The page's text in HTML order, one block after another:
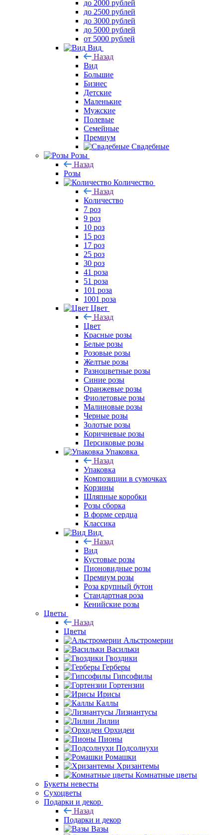
до 2000 рублей
до 2500 рублей
до 3000 рублей
до 5000 рублей
от 5000 рублей
Вид
Назад
Вид
Большие
Бизнес
Детские
Маленькие
Мужские
Полевые
Семейные
Премиум
Свадебные
Розы
Назад
Розы
Количество
Назад
Количество
7 роз
9 роз
10 роз
15 роз
17 роз
25 роз
30 роз
41 роза
51 роза
101 роза
1001 роза
Цвет
Назад
Цвет
Красные розы
Белые розы
Розовые розы
Желтые розы
Разноцветные розы
Синие розы
Оранжевые розы
Фиолетовые розы
Малиновые розы
Черные розы
Золотые розы
Коричневые розы
Персиковые розы
Упаковка
Назад
Упаковка
Композиции в сумочках
Корзины
Шляпные коробки
Розы сборка
В форме сердца
Классика
Вид
Назад
Вид
Кустовые розы
Пионовидные розы
Премиум розы
Роза крупный бутон
Стандартная роза
Кенийские розы
Цветы
Назад
Цветы
Альстромерии
Васильки
Гвоздики
Герберы
Гипсофилы
Гортензии
Ирисы
Каллы
Лизиантусы
Лилии
Орхидеи
Пионы
Подсолнухи
Ромашки
Хризантемы
Комнатные цветы
Букеты невесты
Сухоцветы
Подарки и декор
Назад
Подарки и декор
Вазы